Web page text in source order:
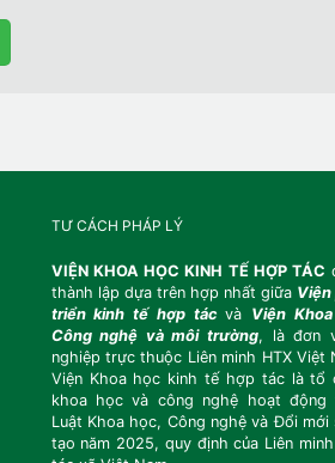
TƯ CÁCH PHÁP LÝ
VIỆN KHOA HỌC KINH TẾ HỢP TÁC
thành lập dựa trên hợp nhất giữa Viện
triển kinh tế hợp tácvà Viện
Công nghệ và môi trường, là đơn
nghiệp trực thuộc Liên minh HTX Việt
Viện Khoa học kinh tế hợp tác là tổ
khoa học và công nghệ hoạt động
Luật Khoa học, Công nghệ và Đổi mới
tạo năm 2025, quy định của Liên